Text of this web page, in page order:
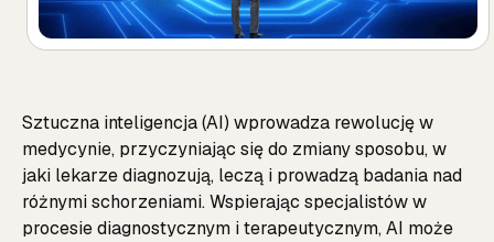
Sztuczna inteligencja (AI) wprowadza rewolucję w
medycynie, przyczyniając się do zmiany sposobu, w
jaki lekarze diagnozują, leczą i prowadzą badania nad
różnymi schorzeniami. Wspierając specjalistów w
procesie diagnostycznym i terapeutycznym, AI może